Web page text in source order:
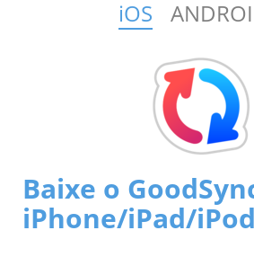
ENTRAR
iOS
Baixe o
iPhone/iPad/iPod